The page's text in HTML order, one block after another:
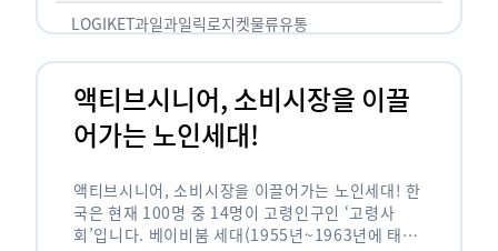
…
LOGIKET과일과일릭로지켓물류유통
액티브시니어, 소비시장을 이끌
어가는 노인세대!
액티브시니어, 소비시장을 이끌어가는 노인세대! 한
국은 현재 100명 중 14명이 고령인구인 ‘고령사
회’입니다. 베이비붐 세대(1955년~1963년에 태어